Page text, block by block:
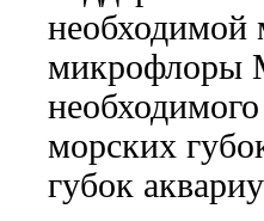
микрофлоры
морских
губок